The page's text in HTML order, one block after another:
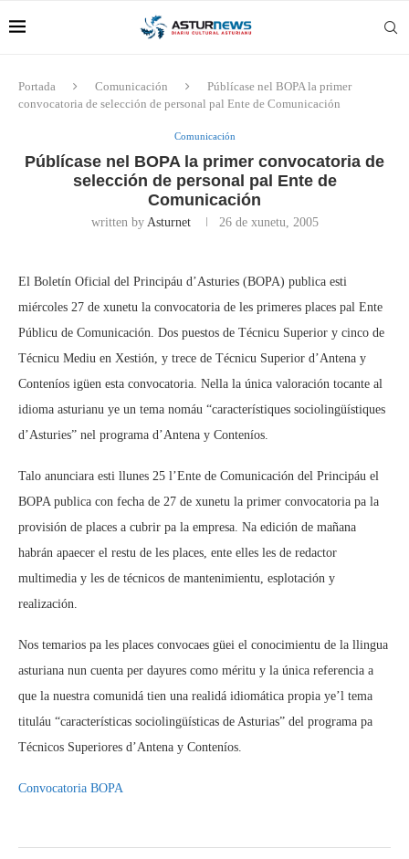
Portada Comunicación
Públícase nel BOPA la primer
convocatoria de selección de personal pal Ente de Comunicación
Comunicación
Públícase nel BOPA la primer convocatoria de
selección de personal pal Ente de
Comunicación
written by Asturnet 26 de xunetu, 2005
El Boletín Oficial del Principáu d’Asturies (BOPA) publica esti
miércoles 27 de xunetu la convocatoria de les primeres places pal Ente
Públicu de Comunicación. Dos puestos de Técnicu Superior y cinco de
Técnicu Mediu en Xestión, y trece de Técnicu Superior d’Antena y
Conteníos igüen esta convocatoria. Nella la única valoración tocante al
idioma asturianu ye un tema nomáu “característiques sociolingüístiques
d’Asturies” nel programa d’Antena y Conteníos.
Talo anunciara esti llunes 25 l’Ente de Comunicación del Principáu el
BOPA publica con fecha de 27 de xunetu la primer convocatoria pa la
provisión de places a cubrir pa la empresa. Na edición de mañana
habrán apaecer el restu de les places, ente elles les de redactor
multimedia y les de técnicos de mantenimientu, esplotación y
realización.
Nos temarios pa les places convocaes güei el conocimientu de la llingua
asturiana nun cuenta per dayures como méritu y la única referencia a
que la nuestra comunidá tien una realidá idiomática propia ye’l tema
tituláu “características sociolingüísticas de Asturias” del programa pa
Técnicos Superiores d’Antena y Conteníos.
Convocatoria BOPA